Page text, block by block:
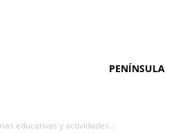
PENÍNSULA
educativas y actividades...